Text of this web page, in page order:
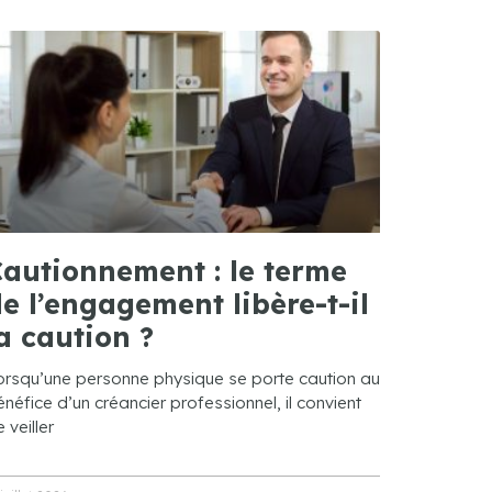
: le terme
l’engagement libère-t-il
caution ?
personne physique se porte caution au
d’un créancier professionnel, il convient
veiller